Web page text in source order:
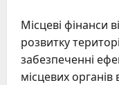
Місцеві фінанси
розвитку
забезпеченні
місцевих